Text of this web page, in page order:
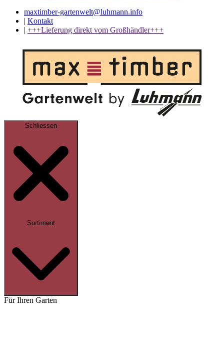
maxtimber-gartenwelt@luhmann.info
| Kontakt
| +++Lieferung direkt vom Großhändler+++
Schliessen
Sortiment
Für Ihren Garten